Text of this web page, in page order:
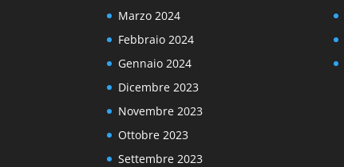
Marzo 2024
Febbraio 2024
Gennaio 2024
Dicembre 2023
Novembre 2023
Ottobre 2023
Settembre 2023